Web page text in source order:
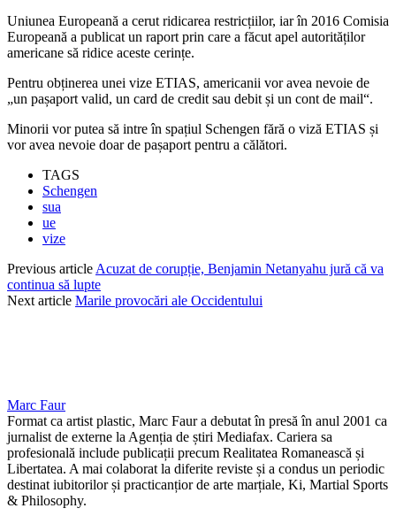
Uniunea Europeană a cerut ridicarea restricțiilor, iar în 2016 Comisia
Europeană a publicat un raport prin care a făcut apel autorităților
americane să ridice aceste cerințe.
Pentru obținerea unei vize ETIAS, americanii vor avea nevoie de
„un pașaport valid, un card de credit sau debit și un cont de mail“.
Minorii vor putea să intre în spațiul Schengen fără o viză ETIAS și
vor avea nevoie doar de pașaport pentru a călători.
TAGS
Schengen
sua
ue
vize
Previous articleAcuzat de corupție, Benjamin Netanyahu jură că va
continua să lupte
Next article Marile provocări ale Occidentului
Marc Faur
Format ca artist plastic, Marc Faur a debutat în presă în anul 2001 ca
jurnalist de externe la Agenția de știri Mediafax. Cariera sa
profesională include publicații precum Realitatea Romanească și
Libertatea. A mai colaborat la diferite reviste și a condus un periodic
destinat iubitorilor și practicanțior de arte marțiale, Ki, Martial Sports
& Philosophy.